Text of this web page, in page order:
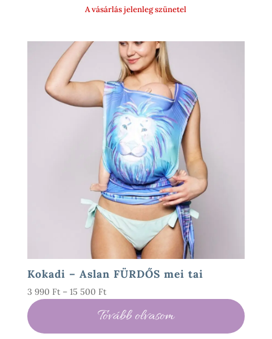
A vásárlás jelenleg szünetel
Kokadi – Aslan FÜRDŐS mei tai
3 990 Ft – 15 500 FtÁrtartomány:
990 Ft
-
Tovább olvasom